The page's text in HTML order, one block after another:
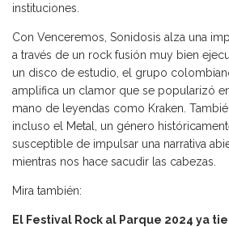
instituciones.
Con Venceremos, Sonidosis alza una
a través de un rock fusión muy bien
un disco de estudio, el grupo
amplifica un clamor que se popularizó
mano de leyendas como Kraken.
incluso el Metal, un género
susceptible de impulsar una narrativa
mientras nos hace sacudir las cabezas.
Mira también:
El Festival Rock al Parque 2024 ya